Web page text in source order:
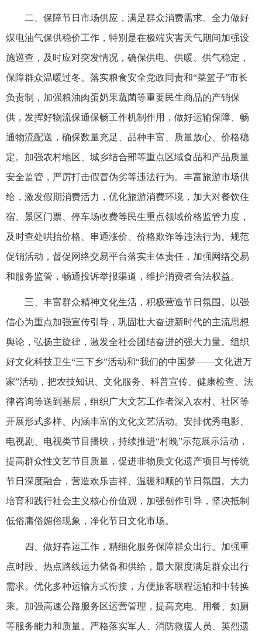
二、保障节日市场供应，满足群众消费需求。全力做好
煤电油气保供稳价工作，特别是在极端灾害天气期间加强设
施巡查，及时应对突发情况，确保供电、供暖、供气稳定，
保障群众温暖过冬。落实粮食安全党政同责和“菜篮子”市长
负责制，加强粮油肉蛋奶果蔬菌等重要民生商品的产销保
供，发挥好物流保通保畅工作机制作用，做好运输保障、畅
通物流配送，确保数量充足、品种丰富、质量放心、价格稳
定。加强农村地区、城乡结合部等重点区域食品和产品质量
安全监管，严厉打击假冒伪劣等违法行为。丰富旅游市场供
给，激发假期消费活力，优化旅游消费环境，加大对餐饮住
宿、景区门票、停车场收费等民生重点领域价格监管力度，
及时查处哄抬价格、串通涨价、价格欺诈等违法行为。规范
促销活动，督促网络交易平台落实主体责任，加强网络交易
和服务监管，畅通投诉举报渠道，维护消费者合法权益。
三、丰富群众精神文化生活，积极营造节日氛围。以强
信心为重点加强宣传引导，巩固壮大奋进新时代的主流思想
舆论，弘扬主旋律，激发全社会团结奋进的强大力量。组织
好文化科技卫生“三下乡”活动和“我们的中国梦——文化进万
家”活动，把农技知识、文化服务、科普宣传、健康检查、法
律咨询等送到基层，组织广大文艺工作者深入农村、社区等
开展形式多样、内涵丰富的文化文艺活动。安排优秀电影、
电视剧、电视类节目播映，持续推进“村晚”示范展示活动，
提高群众性文艺节目质量，促进非物质文化遗产项目与传统
节日深度融合，营造欢乐吉祥、温暖和顺的节日氛围。大力
培育和践行社会主义核心价值观，加强创作引导，坚决抵制
低俗庸俗媚俗现象，净化节日文化市场。
四、做好春运工作，精细化服务保障群众出行。加强重
点时段、热点路线运力储备和供给，最大限度满足群众出行
需求。优化多种运输方式衔接，方便旅客联程运输和中转换
乘。加强高速公路服务区运营管理，提高充电、用餐、如厕
等服务能力和质量。严格落实军人、消防救援人员、英烈遗